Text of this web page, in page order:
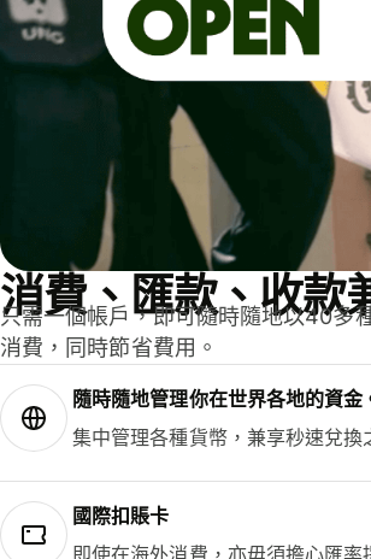
消費、匯款、收款
只需一個帳戶，即可隨時隨地以40多
消費，同時節省費用。
隨時隨地管理你在世界各地的資金
集中管理各種貨幣，兼享秒速兌換
國際扣賬卡